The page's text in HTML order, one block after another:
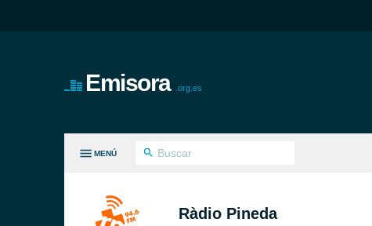
Emisora .org.es
MENÚ
Ràdio Pineda